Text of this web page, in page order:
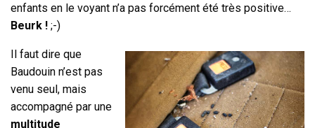
enfants en le voyant n’a pas forcément été très positive…
Beurk ! ;-)
Il faut dire que
Baudouin n’est pas
venu seul, mais
accompagné par une
multitude